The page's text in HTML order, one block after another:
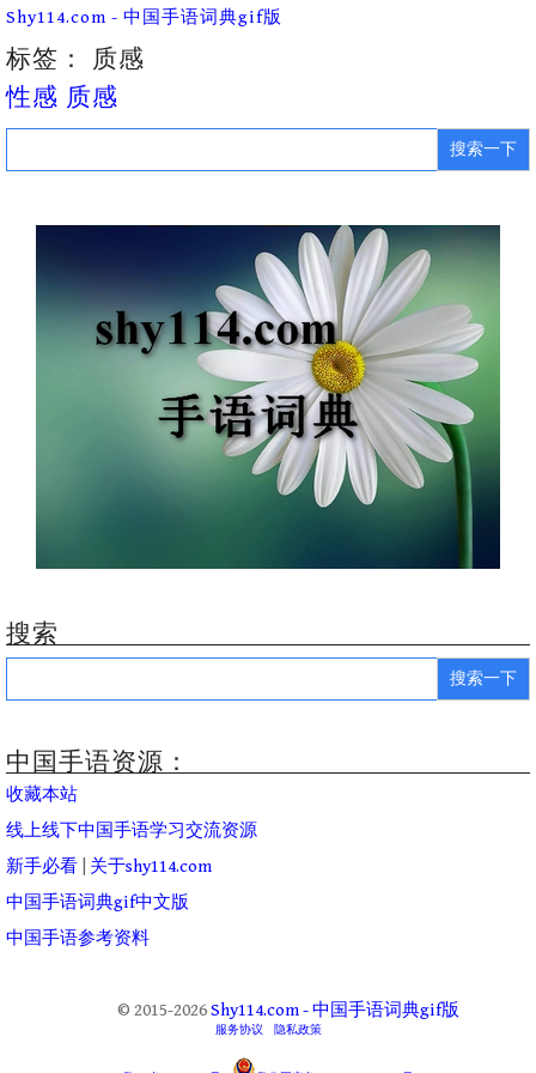
Skip
content
Shy114.com - 中国手语词典gif版
标签： 质感
性感 质感
Search
搜索
Search
中国手语资源：
收藏本站
线上线下中国手语学习交流资源
新手必看
关于shy114.com
中国手语词典gif中文版
中国手语参考资料
© 2015-2026Shy114.com - 中国手语词典gif版
服务协议 隐私政策